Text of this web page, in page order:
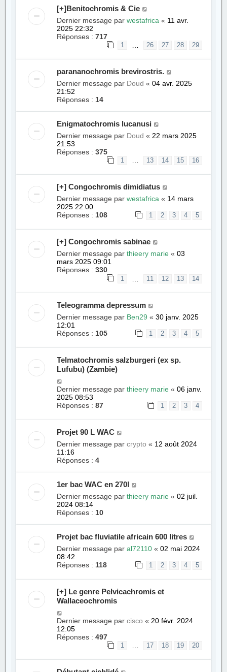
[+]Benitochromis & Cie
Dernier message parwestafrica « 11 avr.
2025 22:32
Réponses :717
1 26 27 28 29
parananochromis brevirostris.
Dernier message par Doud «04 avr. 2025
21:52
Réponses : 14
Enigmatochromis lucanusi
Dernier message par Doud « 22 mars 2025
21:53
Réponses :375
1 … 13 14 15 16
[+] Congochromis dimidiatus
Dernier message parwestafrica « 14 mars
2025 22:00
Réponses : 108 1 2 3 4 5
[+] Congochromis sabinae
Dernier message parthieery marie «03
mars 2025 09:01
Réponses :330
1 11 12 13 14
Teleogramma depressum
Dernier message par Ben29 «30 janv. 2025
12:01
Réponses : 105 1 2 3 4 5
Telmatochromis salzburgeri (ex sp.
Lufubu) (Zambie)
Dernier message parthieery marie «06 janv.
2025 08:53
Réponses :87 1 2 3 4
Projet 90 L WAC
Dernier message parcrypto « 12 août 2024
11:16
Réponses :4
1er bac WAC en 270l
Dernier message parthieery marie «02 juil.
2024 08:14
Réponses : 10
Projet bac fluviatile africain 600 litres
Dernier message paral72110 «02 mai 2024
08:42
Réponses : 118 1 2 3 4 5
[+] Le genre Pelvicachromis et
Wallaceochromis
Dernier message parcisco « 20 févr. 2024
12:05
Réponses :497
1 … 17 18 19 20